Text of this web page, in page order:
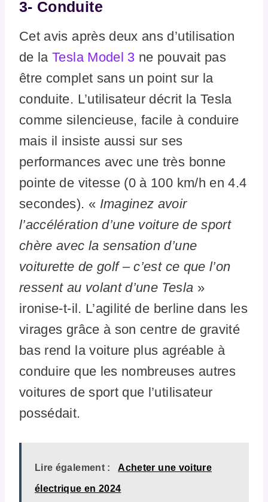
3- Conduite
Cet avis après deux ans d’utilisation
de laTesla Model 3 ne pouvait pas
être complet sans un point sur la
conduite. L’utilisateur décrit la Tesla
comme silencieuse, facile à conduire
mais il insiste aussi sur ses
performances avec une très bonne
pointe de vitesse (0 à 100 km/h en 4.4
secondes). « Imaginez avoir
l’accélération d’une voiture de sport
chère avec la sensation d’une
voiturette de golf – c’est ce que l’on
ressent au volant d’une Tesla »
ironise-t-il. L’agilité de berline dans les
virages grâce à son centre de gravité
bas rend la voiture plus agréable à
conduire que les nombreuses autres
voitures de sport que l’utilisateur
possédait.
Lire également : Acheter une voiture
électrique en 2024